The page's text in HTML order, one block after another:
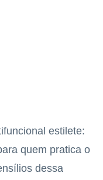
estilete:
quem pratica o
dessa